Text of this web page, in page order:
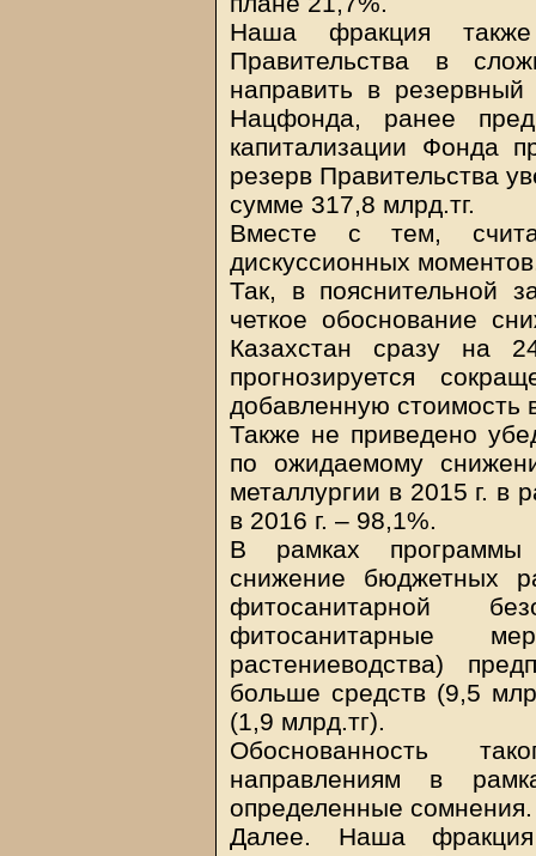
Наша фракция
Правительства в
направить в
Нацфонда, ранее
капитализации Фонда
резерв Правительства
сумме 317,8 млрд.тг.
Вместе с тем,
дискуссионных
Так, в пояснительной
четкое обоснование
Казахстан сразу на
прогнозируется
добавленную стоимость
Также не приведено
по ожидаемому
металлургии в 2015 г. в
в 2016 г. – 98,1%.
В рамках программы
снижение бюджетных
фитосанитарной
фитосанитарные
растениеводства)
больше средств (9,5
(1,9 млрд.тг).
Обоснованность
направлениям в
определенные сомнения.
Далее. Наша фракция